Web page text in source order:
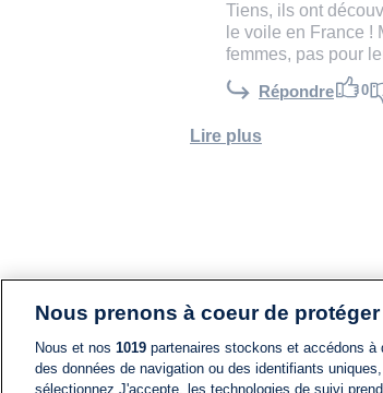
Tiens, ils ont
le voile en France !
femmes, pas pour
Répondre 0
Lire plus
Nous prenons à coeur de
Nous et nos 1019 partenaires stockons et accédons
des données de navigation ou des identifiants
sélectionnez J'accepte, les technologies de suivi